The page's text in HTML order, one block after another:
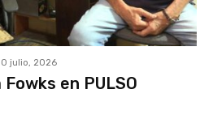
julio, 2026
en PULSO